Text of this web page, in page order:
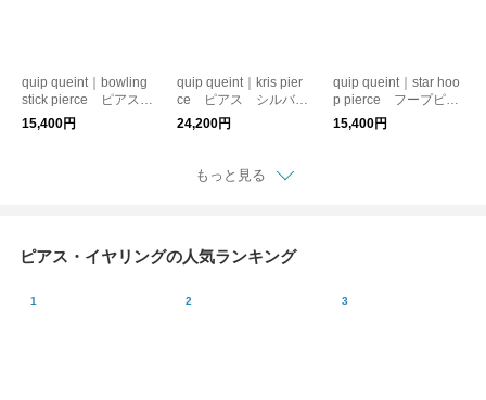
quip queint｜bowling
stick pierce ピアス
シルバー925 ユニセ
ックス QU173
15,400円
quip queint｜kris pier
ce ピアス シルバー
925
24,200円
quip queint｜star hoo
p pierce フープピア
ス シルバー925 星
モチーフ
15,400円
もっと見る
ピアス・イヤリングの人気ランキング